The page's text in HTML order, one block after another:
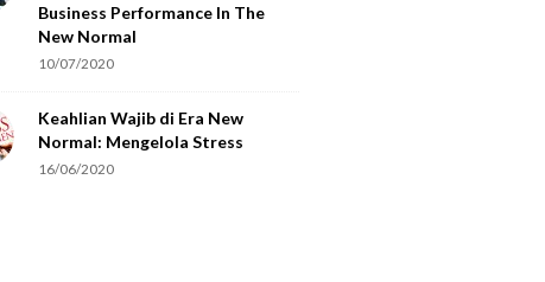
Business Performance In The
New Normal
10/07/2020
Keahlian Wajib di Era New
Normal: Mengelola Stress
16/06/2020